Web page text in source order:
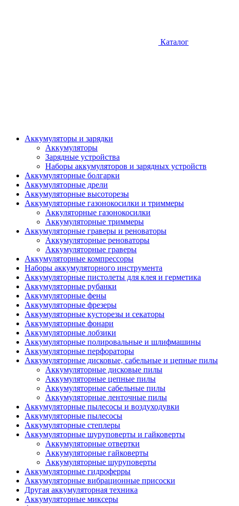
Каталог
Аккумуляторы и зарядки
Аккумуляторы
Зарядные устройства
Наборы аккумуляторов и зарядных устройств
Аккумуляторные болгарки
Аккумуляторные дрели
Аккумуляторные высоторезы
Аккумуляторные газонокосилки и триммеры
Аккуляторные газонокосилки
Аккумуляторные триммеры
Аккумуляторные граверы и реноваторы
Аккумуляторные реноваторы
Аккумуляторные граверы
Аккумуляторные компрессоры
Наборы аккумуляторного инструмента
Аккумуляторные пистолеты для клея и герметика
Аккумуляторные рубанки
Аккумуляторные фены
Аккумуляторные фрезеры
Аккумуляторные кусторезы и секаторы
Аккумуляторные фонари
Аккумуляторные лобзики
Аккумуляторные полировальные и шлифмашины
Аккумуляторные перфораторы
Аккумуляторные дисковые, сабельные и цепные пилы
Аккумуляторные дисковые пилы
Аккумуляторные цепные пилы
Аккумуляторные сабельные пилы
Аккумуляторные ленточные пилы
Аккумуляторные пылесосы и воздуходувки
Аккумуляторные пылесосы
Аккумуляторные степлеры
Аккумуляторные шуруповерты и гайковерты
Аккумуляторные отвертки
Аккумуляторные гайковерты
Аккумуляторные шуруповерты
Аккумуляторные гидроферры
Аккумуляторные вибрационные присоски
Другая аккумуляторная техника
Аккумуляторные миксеры